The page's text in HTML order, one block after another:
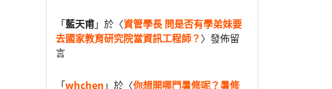
「藍天甫」於〈資管學長 問是否有學弟妹要
去國家教育研究院當資訊工程師？〉發佈留
言
「whchen 」於〈你想開哪門暑修呢？暑修